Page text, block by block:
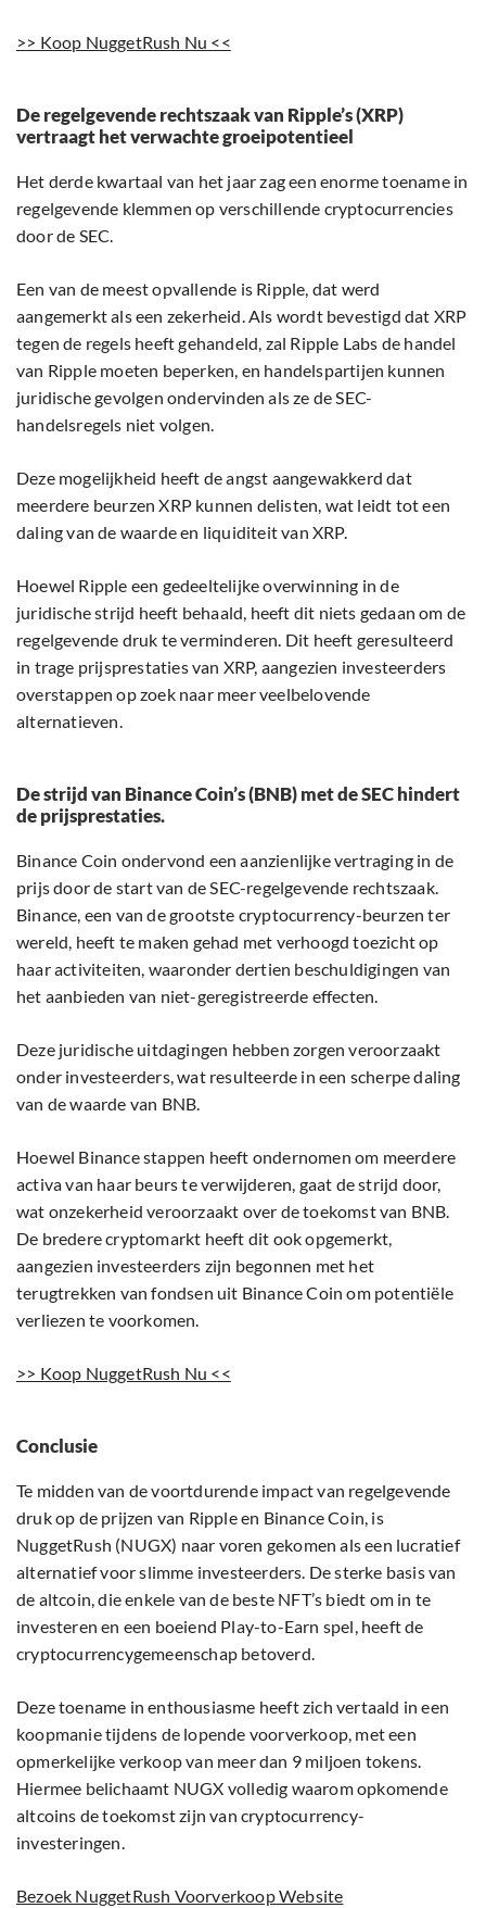
>> Koop NuggetRush Nu <<
De regelgevende rechtszaak van Ripple’s (XRP)
vertraagt het verwachte groeipotentieel
Het derde kwartaal van het jaar zag een enorme toename in
regelgevende klemmen op verschillende cryptocurrencies
door de SEC.
Een van de meest opvallende is Ripple, dat werd
aangemerkt als een zekerheid. Als wordt bevestigd dat XRP
tegen de regels heeft gehandeld, zal Ripple Labs de handel
van Ripple moeten beperken, en handelspartijen kunnen
juridische gevolgen ondervinden als ze de SEC-
handelsregels niet volgen.
Deze mogelijkheid heeft de angst aangewakkerd dat
meerdere beurzen XRP kunnen delisten, wat leidt tot een
daling van de waarde en liquiditeit van XRP.
Hoewel Ripple een gedeeltelijke overwinning in de
juridische strijd heeft behaald, heeft dit niets gedaan om de
regelgevende druk te verminderen. Dit heeft geresulteerd
in trage prijsprestaties van XRP, aangezien investeerders
overstappen op zoek naar meer veelbelovende
alternatieven.
De strijd van Binance Coin’s (BNB) met de SEC hindert
de prijsprestaties.
Binance Coin ondervond een aanzienlijke vertraging in de
prijs door de start van de SEC-regelgevende rechtszaak.
Binance, een van de grootste cryptocurrency-beurzen ter
wereld, heeft te maken gehad met verhoogd toezicht op
haar activiteiten, waaronder dertien beschuldigingen van
het aanbieden van niet-geregistreerde effecten.
Deze juridische uitdagingen hebben zorgen veroorzaakt
onder investeerders, wat resulteerde in een scherpe daling
van de waarde van BNB.
Hoewel Binance stappen heeft ondernomen om meerdere
activa van haar beurs te verwijderen, gaat de strijd door,
wat onzekerheid veroorzaakt over de toekomst van BNB.
De bredere cryptomarkt heeft dit ook opgemerkt,
aangezien investeerders zijn begonnen met het
terugtrekken van fondsen uit Binance Coin om potentiële
verliezen te voorkomen.
>> Koop NuggetRush Nu <<
Conclusie
Te midden van de voortdurende impact van regelgevende
druk op de prijzen van Ripple en Binance Coin, is
NuggetRush (NUGX) naar voren gekomen als een lucratief
alternatief voor slimme investeerders. De sterke basis van
de altcoin, die enkele van de beste NFT’s biedt om in te
investeren en een boeiend Play-to-Earn spel, heeft de
cryptocurrencygemeenschap betoverd.
Deze toename in enthousiasme heeft zich vertaald in een
koopmanie tijdens de lopende voorverkoop, met een
opmerkelijke verkoop van meer dan 9 miljoen tokens.
Hiermee belichaamt NUGX volledig waarom opkomende
altcoins de toekomst zijn van cryptocurrency-
investeringen.
Bezoek NuggetRush Voorverkoop Website